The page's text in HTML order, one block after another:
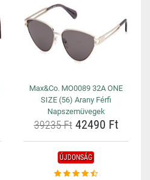
Max&Co. MO0089 32A ONE
SIZE (56) Arany Férfi
Napszemüvegek
39235 Ft42490 Ft
ÚJDONSÁG